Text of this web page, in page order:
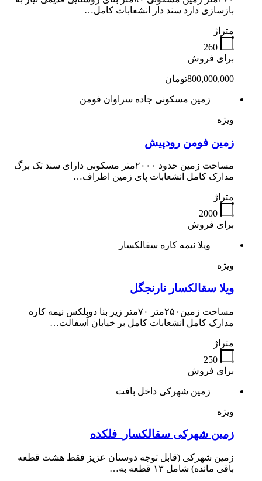
بازسازی دارد سند دار انشعابات کامل…
متراژ
260
برای فروش
800,000,000تومان
زمین مسکونی جاده سراوان فومن
ویژه
زمین فومن رودپیش
مساحت زمین حدود ۲۰۰۰متر مسکونی دارای سند تک برگ
مدارک کامل انشعابات پای زمین اطراف…
متراژ
2000
برای فروش
ویلا نیمه کاره سقالکسار
ویژه
ویلا سقالکسار نارنجگل
مساحت زمین۲۵۰متر ۷۰متر زیر بنا دوبلکس نیمه کاره
مدارک کامل انشعابات کامل بر خیابان آسفالت…
متراژ
250
برای فروش
زمین شهرکی داخل بافت
ویژه
زمین شهرکی سقالکسار_فلکده
زمین شهرکی (قابل توجه دوستان عزیز فقط هشت قطعه
باقی مانده) شامل ۱۳ قطعه به…